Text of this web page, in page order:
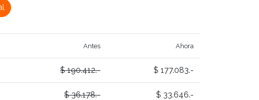
Antes Ahora
$ 190.412.- $ 177.083.-
$ 36.178.- $ 33.646.-